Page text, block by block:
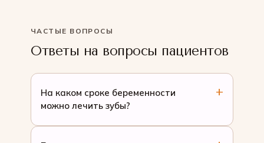
ЧАСТЫЕ ВОПРОСЫ
Ответы на вопросы пациентов
На каком сроке беременности
можно лечить зубы?